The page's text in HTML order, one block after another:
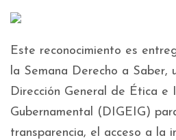
Este reconocimiento es
la Semana Derecho a Saber,
Dirección General de Ética e
Gubernamental (DIGEIG)
transparencia, el acceso a la